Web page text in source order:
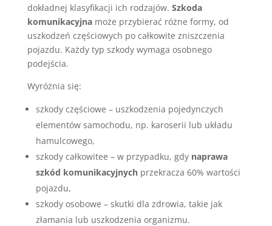
dokładnej klasyfikacji ich rodzajów. Szkoda
komunikacyjnamoże przybierać różne formy, od
uszkodzeń częściowych po całkowite zniszczenia
pojazdu. Każdy typ szkody wymaga osobnego
podejścia.
Wyróżnia się:
szkody częściowe – uszkodzenia pojedynczych
elementów samochodu, np. karoserii lub układu
hamulcowego,
szkody całkowitee – w przypadku, gdy naprawa
szkód komunikacyjnychprzekracza 60% wartości
pojazdu,
szkody osobowe – skutki dla zdrowia, takie jak
złamania lub uszkodzenia organizmu.